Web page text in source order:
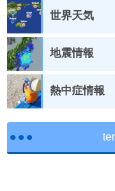
世界天気
地震情報
熱中症情報